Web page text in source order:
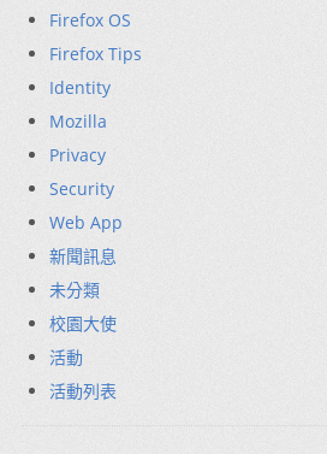
Firefox OS
Firefox Tips
Identity
Mozilla
Privacy
Security
Web App
新聞訊息
未分類
校園大使
活動
活動列表